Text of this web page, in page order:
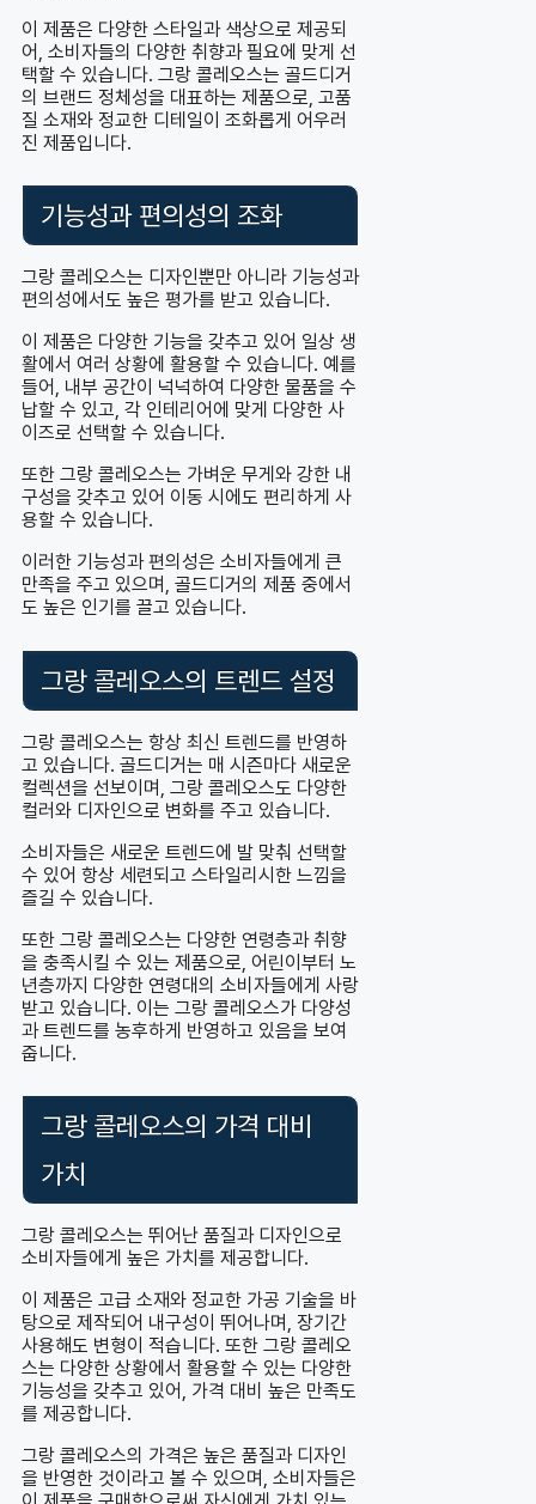
이 제품은 다양한 스타일과 색상으로 제공되
어, 소비자들의 다양한 취향과 필요에 맞게 선
택할 수 있습니다. 그랑 콜레오스는 골드디거
의 브랜드 정체성을 대표하는 제품으로, 고품
질 소재와 정교한 디테일이 조화롭게 어우러
진 제품입니다.
기능성과 편의성의 조화
그랑 콜레오스는 디자인뿐만 아니라 기능성과
편의성에서도 높은 평가를 받고 있습니다.
이 제품은 다양한 기능을 갖추고 있어 일상 생
활에서 여러 상황에 활용할 수 있습니다. 예를
들어, 내부 공간이 넉넉하여 다양한 물품을 수
납할 수 있고, 각 인테리어에 맞게 다양한 사
이즈로 선택할 수 있습니다.
또한 그랑 콜레오스는 가벼운 무게와 강한 내
구성을 갖추고 있어 이동 시에도 편리하게 사
용할 수 있습니다.
이러한 기능성과 편의성은 소비자들에게 큰
만족을 주고 있으며, 골드디거의 제품 중에서
도 높은 인기를 끌고 있습니다.
그랑 콜레오스의 트렌드 설정
그랑 콜레오스는 항상 최신 트렌드를 반영하
고 있습니다. 골드디거는 매 시즌마다 새로운
컬렉션을 선보이며, 그랑 콜레오스도 다양한
컬러와 디자인으로 변화를 주고 있습니다.
소비자들은 새로운 트렌드에 발 맞춰 선택할
수 있어 항상 세련되고 스타일리시한 느낌을
즐길 수 있습니다.
또한 그랑 콜레오스는 다양한 연령층과 취향
을 충족시킬 수 있는 제품으로, 어린이부터 노
년층까지 다양한 연령대의 소비자들에게 사랑
받고 있습니다. 이는 그랑 콜레오스가 다양성
과 트렌드를 농후하게 반영하고 있음을 보여
줍니다.
그랑 콜레오스의 가격 대비
가치
그랑 콜레오스는 뛰어난 품질과 디자인으로
소비자들에게 높은 가치를 제공합니다.
이 제품은 고급 소재와 정교한 가공 기술을 바
탕으로 제작되어 내구성이 뛰어나며, 장기간
사용해도 변형이 적습니다. 또한 그랑 콜레오
스는 다양한 상황에서 활용할 수 있는 다양한
기능성을 갖추고 있어, 가격 대비 높은 만족도
를 제공합니다.
그랑 콜레오스의 가격은 높은 품질과 디자인
을 반영한 것이라고 볼 수 있으며, 소비자들은